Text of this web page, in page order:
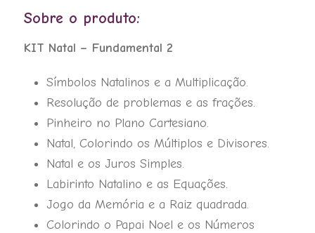
2
quantidade
Sobre o produto:
KIT Natal – Fundamental 2
Símbolos Natalinos e a Multiplicação.
Resolução de problemas e as frações.
Pinheiro no Plano Cartesiano.
Natal, Colorindo os Múltiplos e Divisores.
Natal e os Juros Simples.
Labirinto Natalino e as Equações.
Jogo da Memória e a Raiz quadrada.
Colorindo o Papai Noel e os Números